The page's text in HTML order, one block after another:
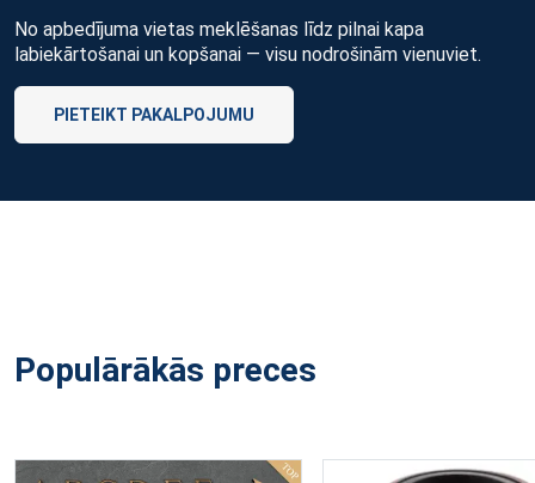
No apbedījuma vietas meklēšanas līdz pilnai kapa
labiekārtošanai un kopšanai — visu nodrošinām vienuviet.
PIETEIKT PAKALPOJUMU
Populārākās preces